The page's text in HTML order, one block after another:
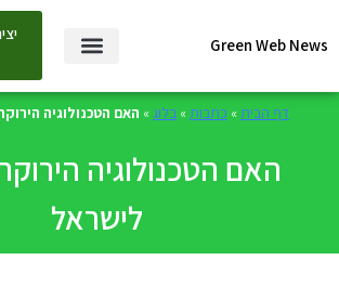
Green Web News
דף הבית » כתבות » בלוג » האם הטכנולוגיה
האם הטכנולוגיה
לישראל